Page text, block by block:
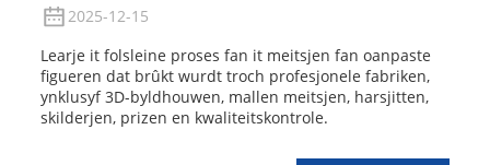
2025-12-15
Learje it folsleine proses fan it meitsjen fan oanpaste
figueren dat brûkt wurdt troch profesjonele fabriken,
ynklusyf 3D-byldhouwen, mallen meitsjen, harsjitten,
skilderjen, prizen en kwaliteitskontrole.